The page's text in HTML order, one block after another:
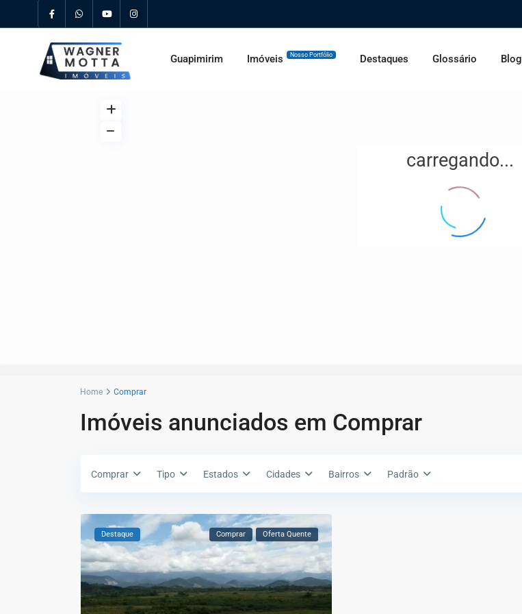
Guapimirim Imóveis Nosso Portfólio Destaques Glossário Blog
carregando...
Home Comprar
Imóveis anunciados em Comprar
Comprar Tipo Estados Cidades Bairros Padrão
Destaque Comprar Oferta Quente